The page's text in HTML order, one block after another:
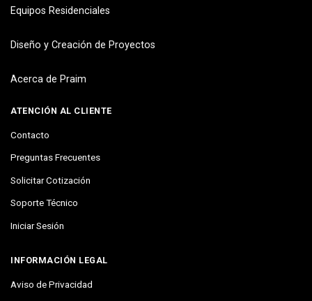
Equipos Residenciales
Diseño y Creación de Proyectos
Acerca de Praim
ATENCIÓN AL CLIENTE
Contacto
Preguntas Frecuentes
Solicitar Cotización
Soporte Técnico
Iniciar Sesión
INFORMACIÓN LEGAL
Aviso de Privacidad